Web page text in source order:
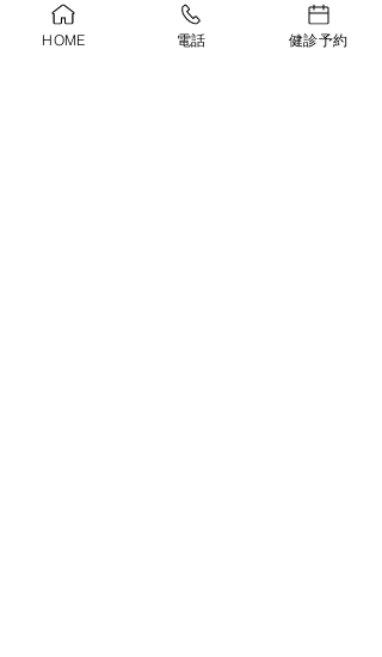
ご来院
お気を付けてご来院ください。
HOME 電話 健診予約